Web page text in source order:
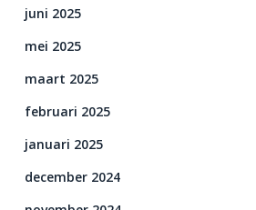
juni 2025
mei 2025
maart 2025
februari 2025
januari 2025
december 2024